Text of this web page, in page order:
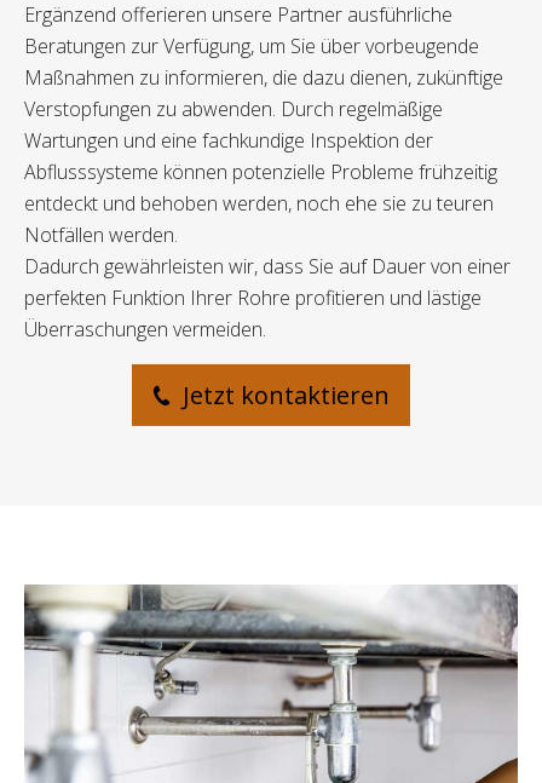
Ergänzend offerieren unsere Partner ausführliche
Beratungen zur Verfügung, um Sie über vorbeugende
Maßnahmen zu informieren, die dazu dienen, zukünftige
Verstopfungen zu abwenden. Durch regelmäßige
Wartungen und eine fachkundige Inspektion der
Abflusssysteme können potenzielle Probleme frühzeitig
entdeckt und behoben werden, noch ehe sie zu teuren
Notfällen werden.
Dadurch gewährleisten wir, dass Sie auf Dauer von einer
perfekten Funktion Ihrer Rohre profitieren und lästige
Überraschungen vermeiden.
Jetzt kontaktieren